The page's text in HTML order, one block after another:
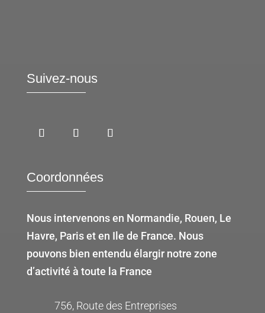
Suivez-nous
Coordonnées
Nous intervenons en Normandie, Rouen, Le
Havre, Paris et en Ile de France. Nous
pouvons bien entendu élargir notre zone
d’activité à toute la France
756, Route des Entreprises